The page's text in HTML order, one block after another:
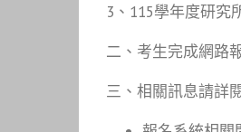
3、115學年度研究
二、考生完成網路
三、相關訊息請詳